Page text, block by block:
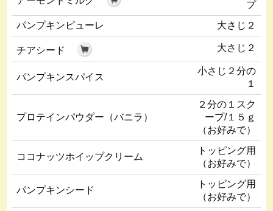
プ
パンプキンピューレ
大さじ２
チアシード 大さじ２
パンプキンスパイス
小さじ２分の
１
プロテインパウダー（バニラ）
２分の１スク
ープ/１５ｇ
（お好みで）
ココナッツホイップクリーム
トッピング用
（お好みで）
パンプキンシード
トッピング用
（お好みで）